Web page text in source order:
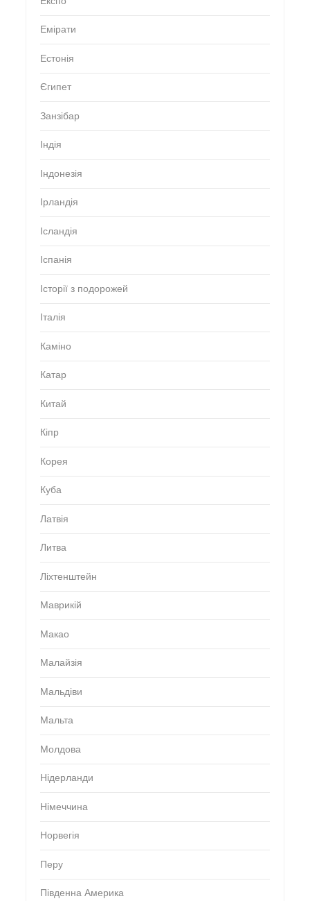
Емірати
Естонія
Єгипет
Занзібар
Індія
Індонезія
Ірландія
Ісландія
Іспанія
Історії з подорожей
Італія
Каміно
Катар
Китай
Кіпр
Корея
Куба
Латвія
Литва
Ліхтенштейн
Маврикій
Макао
Малайзія
Мальдіви
Мальта
Молдова
Нідерланди
Німеччина
Норвегія
Перу
Південна Америка